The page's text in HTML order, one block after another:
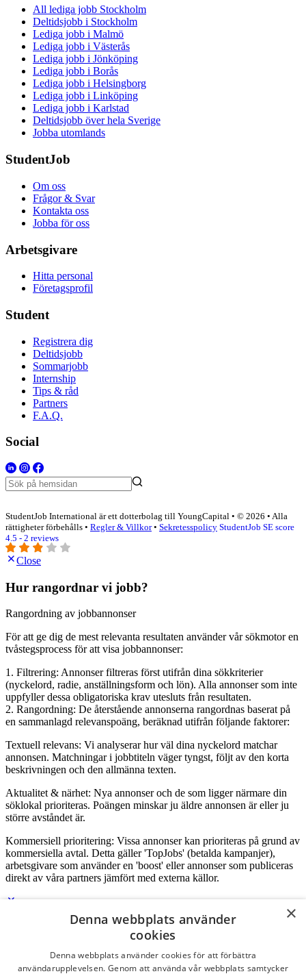
All lediga jobb Stockholm
Deltidsjobb i Stockholm
Lediga jobb i Malmö
Lediga jobb i Västerås
Lediga jobb i Jönköping
Lediga jobb i Borås
Lediga jobb i Helsingborg
Lediga jobb i Linköping
Lediga jobb i Karlstad
Deltidsjobb över hela Sverige
Jobba utomlands
StudentJob
Om oss
Frågor & Svar
Kontakta oss
Jobba för oss
Arbetsgivare
Hitta personal
Företagsprofil
Student
Registrera dig
Deltidsjobb
Sommarjobb
Internship
Tips & råd
Partners
F.A.Q.
Social
StudentJob International är ett dotterbolag till YoungCapital • © 2026 • Alla
rättigheter förbehålls • Regler & Villkor• Sekretesspolicy StudentJob SE score
4.5 - 2 reviews
Close
Hur rangordnar vi jobb?
Rangordning av jobbannonser
För att ge dig de mest relevanta resultaten använder vår sökmotor en
tvåstegsprocess för att visa jobbannonser:
1. Filtrering: Annonser filtreras först utifrån dina sökkriterier
(nyckelord, radie, anställningsform och lön). Alla annonser som inte
uppfyller dessa obligatoriska krav utesluts från resultaten.
2. Rangordning: De återstående annonserna rangordnas baserat på
en sammanlagd relevanspoäng, beräknad utifrån följande faktorer:
Textuell relevans: Vi analyserar hur väl dina nyckelord matchar
annonsen. Matchningar i jobbtiteln väger tyngst, följt av den korta
beskrivningen och den allmänna texten.
Aktualitet & närhet: Nya annonser och de som ligger närmare din
söklokal prioriteras. Poängen minskar ju äldre annonsen är eller ju
större avståndet är.
Kommersiell prioritering: Vissa annonser kan prioriteras på grund av
kommersiella avtal. Detta gäller 'TopJobs' (betalda kampanjer),
arbetsgivare som använder en 'boost' eller annonser som publiceras
direkt av våra partners jämfört med externa källor.
×
Denna webbplats använder
cookies
Denna webbplats använder cookies för att förbättra
användarupplevelsen. Genom att använda vår webbplats samtycker